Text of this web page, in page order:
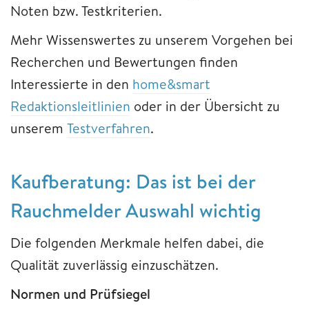
Noten bzw. Testkriterien.
Mehr Wissenswertes zu unserem Vorgehen bei
Recherchen und Bewertungen finden
Interessierte in den home&smart
Redaktionsleitlinien oder in der Übersicht zu
unserem Testverfahren.
Kaufberatung: Das ist bei der
Rauchmelder Auswahl wichtig
Die folgenden Merkmale helfen dabei, die
Qualität zuverlässig einzuschätzen.
Normen und Prüfsiegel